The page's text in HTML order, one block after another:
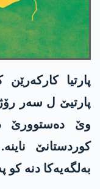
پارتیا
پارتیێ ل سەر
وێ
کوردستانێ
بەلگەیەکا دنە کو